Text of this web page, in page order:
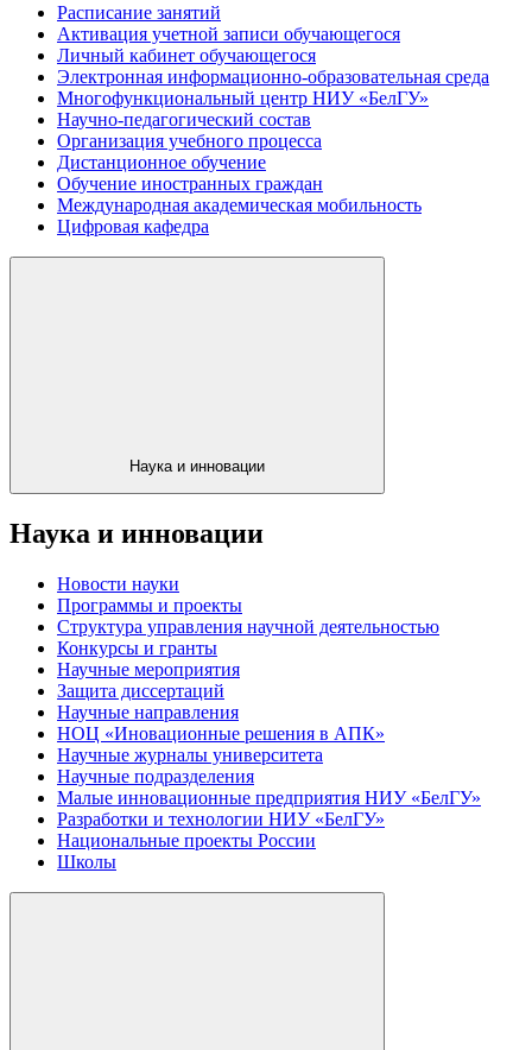
Расписание занятий
Активация учетной записи обучающегося
Личный кабинет обучающегося
Электронная информационно-образовательная среда
Многофункциональный центр НИУ «БелГУ»
Научно-педагогический состав
Организация учебного процесса
Дистанционное обучение
Обучение иностранных граждан
Международная академическая мобильность
Цифровая кафедра
Наука и инновации
Наука и инновации
Новости науки
Программы и проекты
Структура управления научной деятельностью
Конкурсы и гранты
Научные мероприятия
Защита диссертаций
Научные направления
НОЦ «Иновационные решения в АПК»
Научные журналы университета
Научные подразделения
Малые инновационные предприятия НИУ «БелГУ»
Разработки и технологии НИУ «БелГУ»
Национальные проекты России
Школы